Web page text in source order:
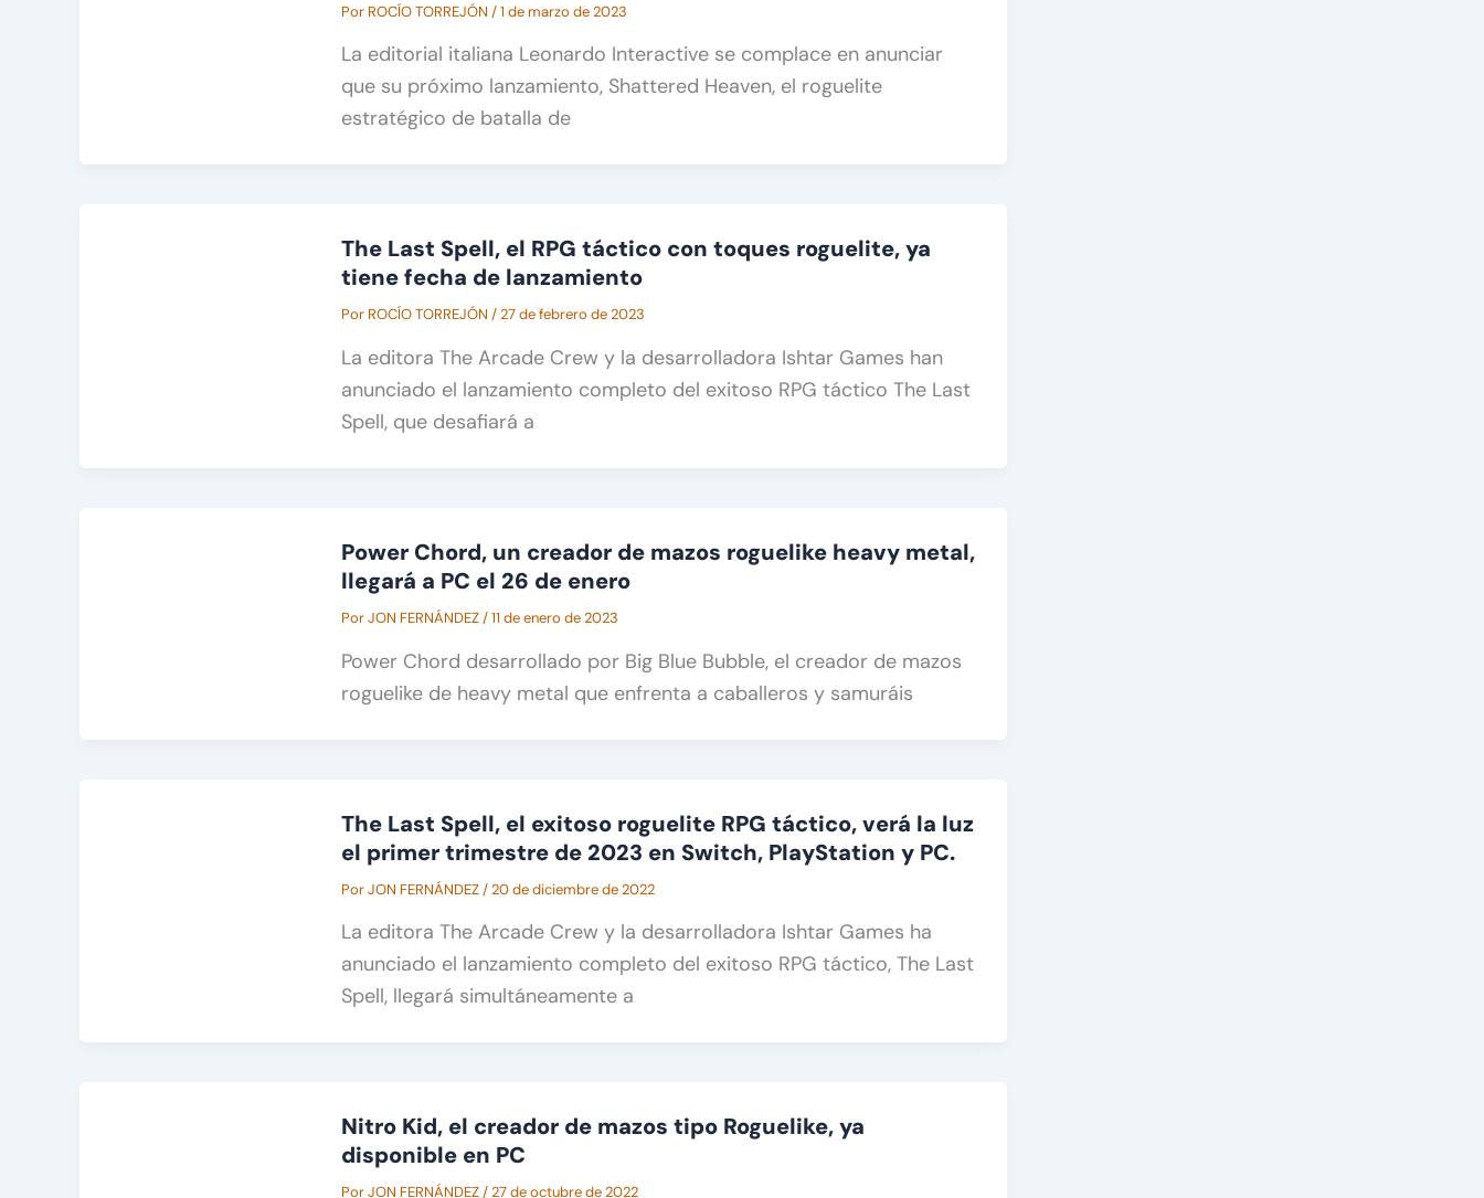
Por ROCÍO TORREJÓN /1 de marzo de 2023
La editorial italiana Leonardo Interactive se complace en anunciar
que su próximo lanzamiento, Shattered Heaven, el roguelite
estratégico de batalla de
The Last Spell, el RPG táctico con toques roguelite, ya
tiene fecha de lanzamiento
Por ROCÍO TORREJÓN /27 de febrero de 2023
La editora The Arcade Crew y la desarrolladora Ishtar Games han
anunciado el lanzamiento completo del exitoso RPG táctico The Last
Spell, que desafiará a
Power Chord, un creador de mazos roguelike heavy metal,
llegará a PC el 26 de enero
PorJON FERNÁNDEZ/11 de enero de 2023
Power Chord desarrollado por Big Blue Bubble, el creador de mazos
roguelike de heavy metal que enfrenta a caballeros y samuráis
The Last Spell, el exitoso roguelite RPG táctico, verá la luz
el primer trimestre de 2023 en Switch, PlayStation y PC.
PorJON FERNÁNDEZ/20 de diciembre de 2022
La editora The Arcade Crew y la desarrolladora Ishtar Games ha
anunciado el lanzamiento completo del exitoso RPG táctico, The Last
Spell, llegará simultáneamente a
Nitro Kid, el creador de mazos tipo Roguelike, ya
disponible en PC
PorJON FERNÁNDEZ/27 de octubre de 2022